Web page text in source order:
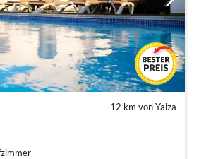
12 km von Yaiza